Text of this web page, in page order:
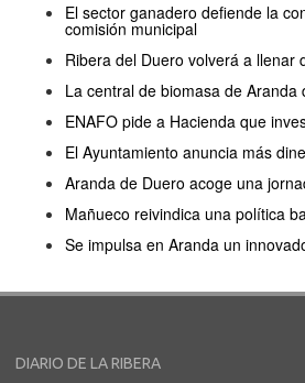
El sector ganadero defiende la
comisión municipal
Ribera del Duero volverá a llenar
La central de biomasa de
ENAFO pide a Hacienda que
El Ayuntamiento anuncia más
Aranda de Duero acoge una
Mañueco reivindica una política
Se impulsa en Aranda un
DIARIO DE LA RIBERA